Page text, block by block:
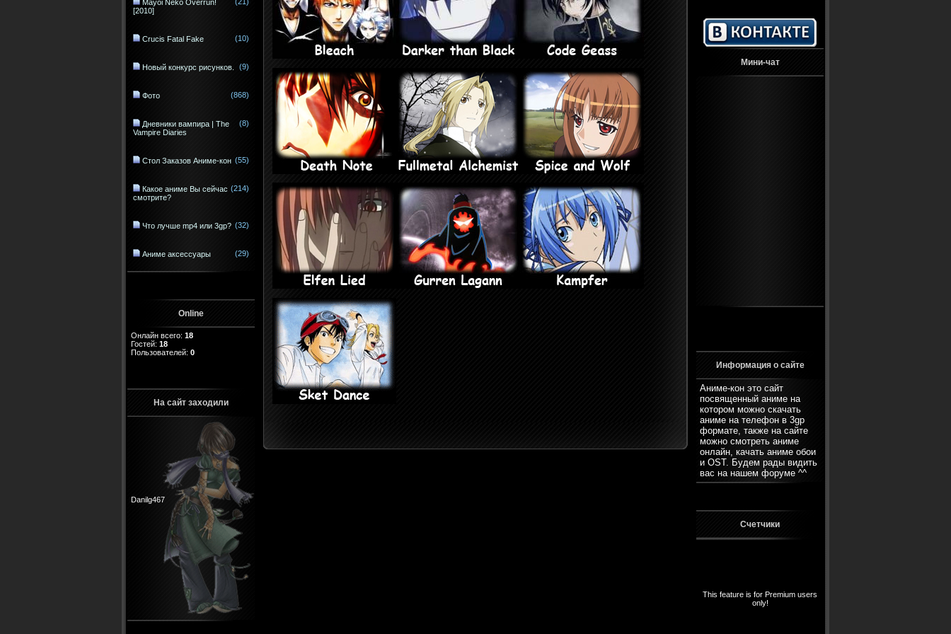
Mayoi Neko Overrun!
[2010]
Crucis Fatal Fake (10)
Новый конкурс рисунков. (9)
Фото (868)
Дневники вампира | The
Vampire Diaries
(8)
Стол Заказов Аниме-кон (55)
Какое аниме Вы сейчас
смотрите?
(214)
Что лучше mp4 или 3gp? (32)
Аниме аксессуары (29)
Online
Онлайн всего: 18
Гостей: 18
Пользователей: 0
На сайт заходили
Мини-чат
Информация о сайте
Аниме-кон это сайт
посвященный аниме на
котором можно скачать
аниме на телефон в 3gp
формате, также на сайте
можно смотреть аниме
онлайн, качать аниме обои
и OST. Будем рады видить
вас на нашем форуме ^^
Счетчики
This feature is for Premium users
only!